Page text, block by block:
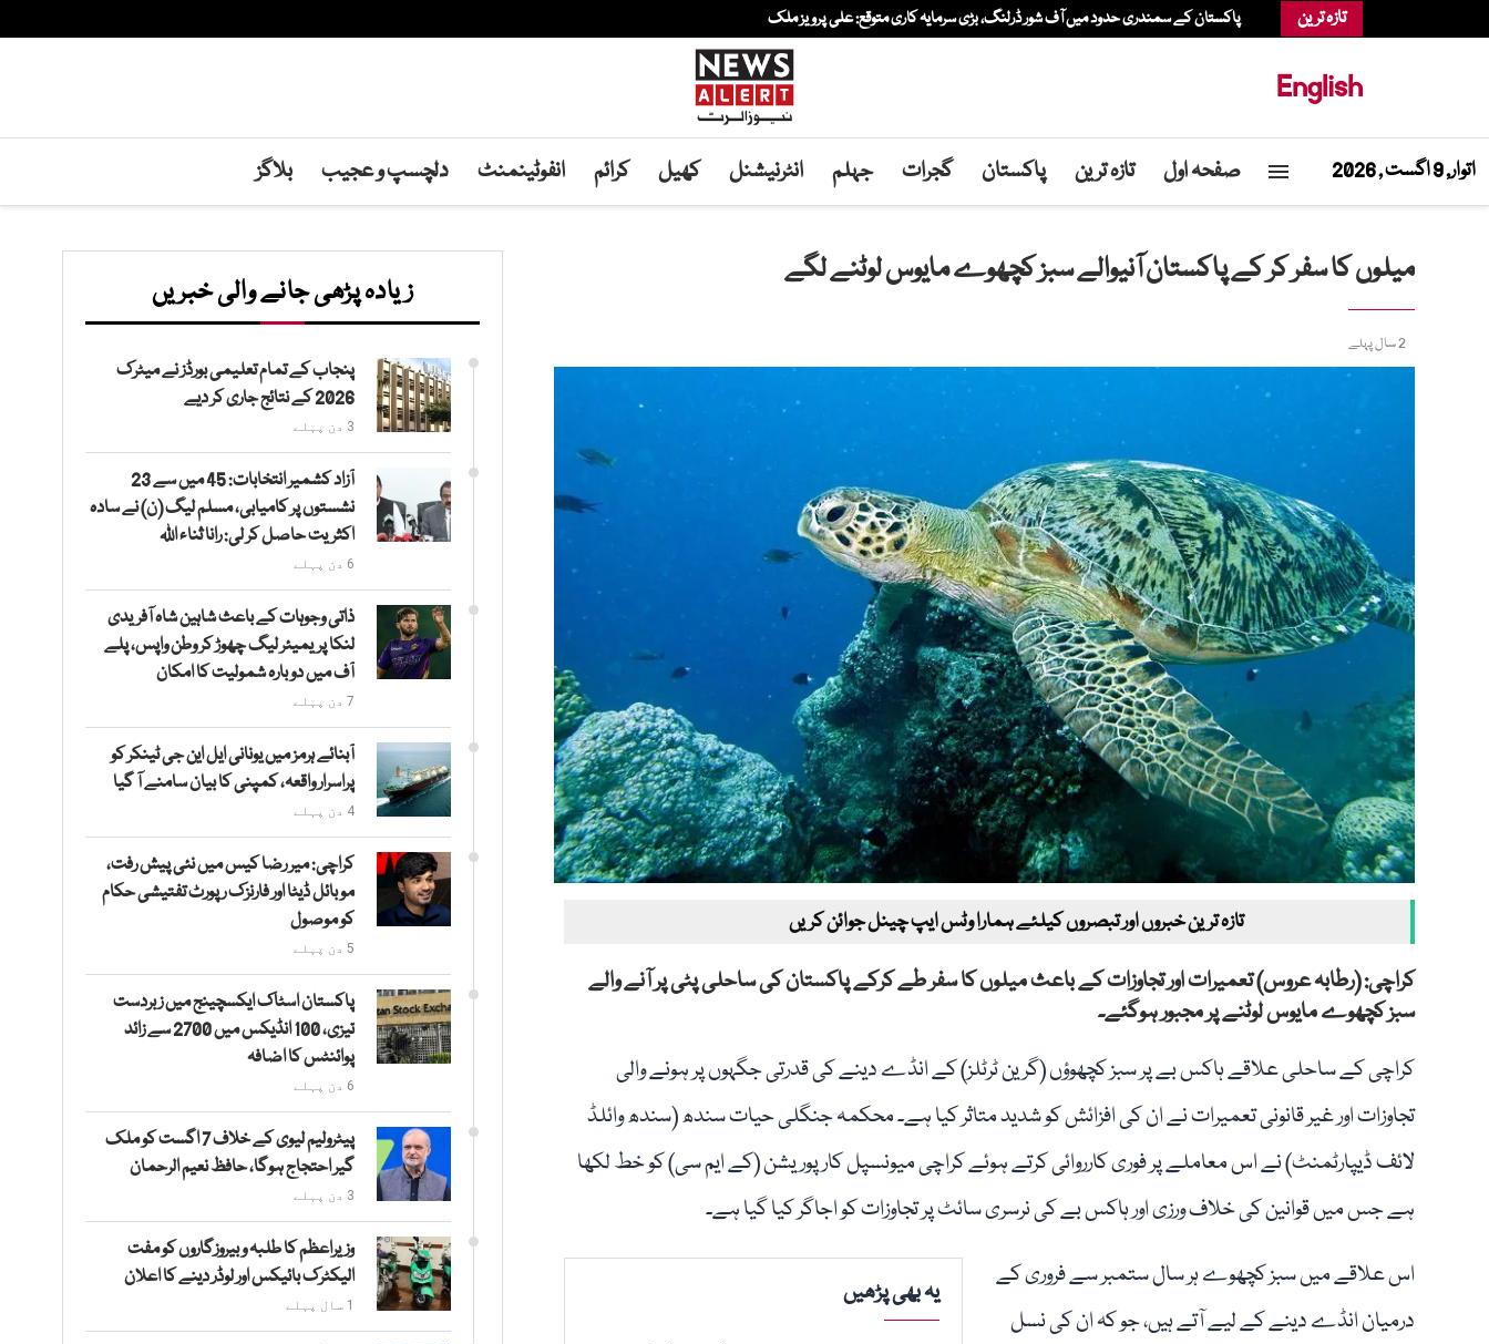
تازہ ترین پاکستان کے سمندری حدود میں آف شور ڈرلنگ، بڑی سرمایہ کاری متوقع: علی پرویز ملک
English
اتوار, 9 اگست , 2026 صفحہ اول تازہ ترین پاکستان گجرات جہلم انٹرنیشنل کھیل کرائم انفوٹینمنٹ دلچسپ و عجیب بلاگز
میلوں کا سفر کر کے پاکستان آنیوالے سبز کچھوے مایوس لوٹنے لگے
2 سال پہلے
تازہ ترین خبروں اور تبصروں کیلئے ہمارا وٹس ایپ چینل جوائن کریں
کراچی: (رطابہ عروس) تعمیرات اور تجاوزات کے باعث میلوں کا سفر طے کرکے پاکستان کی ساحلی پٹی پر آنے والے
سبز کچھوے مایوس لوٹنے پر مجبور ہوگئے۔
کراچی کے ساحلی علاقے ہاکس بے پر سبز کچھوؤں (گرین ٹرٹلز) کے انڈے دینے کی قدرتی جگہوں پر ہونے والی
تجاوزات اور غیر قانونی تعمیرات نے ان کی افزائش کو شدید متاثر کیا ہے۔ محکمہ جنگلی حیات سندھ (سندھ وائلڈ
لائف ڈیپارٹمنٹ) نے اس معاملے پر فوری کارروائی کرتے ہوئے کراچی میونسپل کارپوریشن (کے ایم سی) کو خط لکھا
ہے جس میں قوانین کی خلاف ورزی اور ہاکس بے کی نرسری سائٹ پر تجاوزات کو اجاگر کیا گیا ہے۔
یہ بھی پڑھیں
اس علاقے میں سبز کچھوے ہر سال ستمبر سے فروری کے
درمیان انڈے دینے کے لیے آتے ہیں، جو کہ ان کی نسل
زیادہ پڑھی جانے والی خبریں
پنجاب کے تمام تعلیمی بورڈز نے میٹرک
2026 کے نتائج جاری کر دیے
3 دن پہلے
آزاد کشمیر انتخابات: 45 میں سے 23
نشستوں پر کامیابی، مسلم لیگ (ن) نے سادہ
اکثریت حاصل کر لی: رانا ثناء اللہ
6 دن پہلے
ذاتی وجوہات کے باعث شاہین شاہ آفریدی
لنکا پریمیئر لیگ چھوڑ کر وطن واپس، پلے
آف میں دوبارہ شمولیت کا امکان
7 دن پہلے
آبنائے ہرمز میں یونانی ایل این جی ٹینکر کو
پراسرار واقعہ، کمپنی کا بیان سامنے آ گیا
4 دن پہلے
کراچی: میر رضا کیس میں نئی پیش رفت،
موبائل ڈیٹا اور فارنزک رپورٹ تفتیشی حکام
کو موصول
5 دن پہلے
پاکستان اسٹاک ایکسچینج میں زبردست
تیزی، 100 انڈیکس میں 2700 سے زائد
پوائنٹس کا اضافہ
6 دن پہلے
پیٹرولیم لیوی کے خلاف 7 اگست کو ملک
گیر احتجاج ہوگا، حافظ نعیم الرحمان
3 دن پہلے
وزیراعظم کا طلبہ و بیروزگاروں کو مفت
الیکٹرک بائیکس اور لوڈر دینے کا اعلان
1 سال پہلے